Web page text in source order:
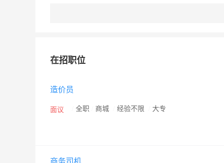
先进工程造价咨询单位，先后荣获2011-2013年度招标
管理中心等，中心下设相关职能部门。公司拥有一批实
全部持证上岗，大部分工程技术人员参加过国家或省市
才库，有各专业类评标专家近千人，公司内部管理科学
在招职位
造价员
面议 全职 商城 经验不限 大专
商务司机